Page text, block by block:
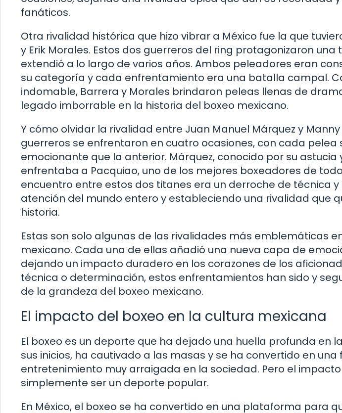
fanáticos.
Otra rivalidad histórica que hizo vibrar a México fue la que
y Erik Morales. Estos dos guerreros del ring protagonizaron
extendió a lo largo de varios años. Ambos peleadores eran
su categoría y cada enfrentamiento era una batalla campal.
indomable, Barrera y Morales brindaron peleas llenas de
legado imborrable en la historia del boxeo mexicano.
Y cómo olvidar la rivalidad entre Juan Manuel Márquez y Manny
guerreros se enfrentaron en cuatro ocasiones, con cada pelea
emocionante que la anterior. Márquez, conocido por su
enfrentaba a Pacquiao, uno de los mejores boxeadores de
encuentro entre estos dos titanes era un derroche de técnica
atención del mundo entero y estableciendo una rivalidad que
historia.
Estas son solo algunas de las rivalidades más emblemáticas
mexicano. Cada una de ellas añadió una nueva capa de
dejando un impacto duradero en los corazones de los
técnica o determinación, estos enfrentamientos han sido y
de la grandeza del boxeo mexicano.
El impacto del boxeo en la cultura mexicana
El boxeo es un deporte que ha dejado una huella profunda en
sus inicios, ha cautivado a las masas y se ha convertido en
entretenimiento muy arraigada en la sociedad. Pero el
simplemente ser un deporte popular.
En México, el boxeo se ha convertido en una plataforma para